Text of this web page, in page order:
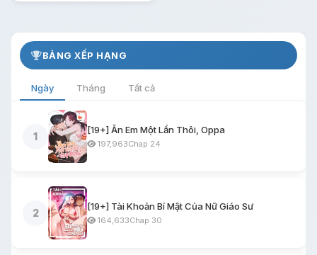
BẢNG XẾP HẠNG
Ngày Tháng Tất cả
1
[19+] Ăn Em Một Lần Thôi, Oppa
197,963Chap 24
2
[19+] Tài Khoản Bí Mật Của Nữ Giáo Sư
164,633Chap 30